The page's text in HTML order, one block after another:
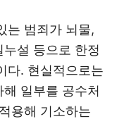
는 범죄가 뇌물,
설 등으로 한정
다. 현실적으로는
일부를 공수처
용해 기소하는